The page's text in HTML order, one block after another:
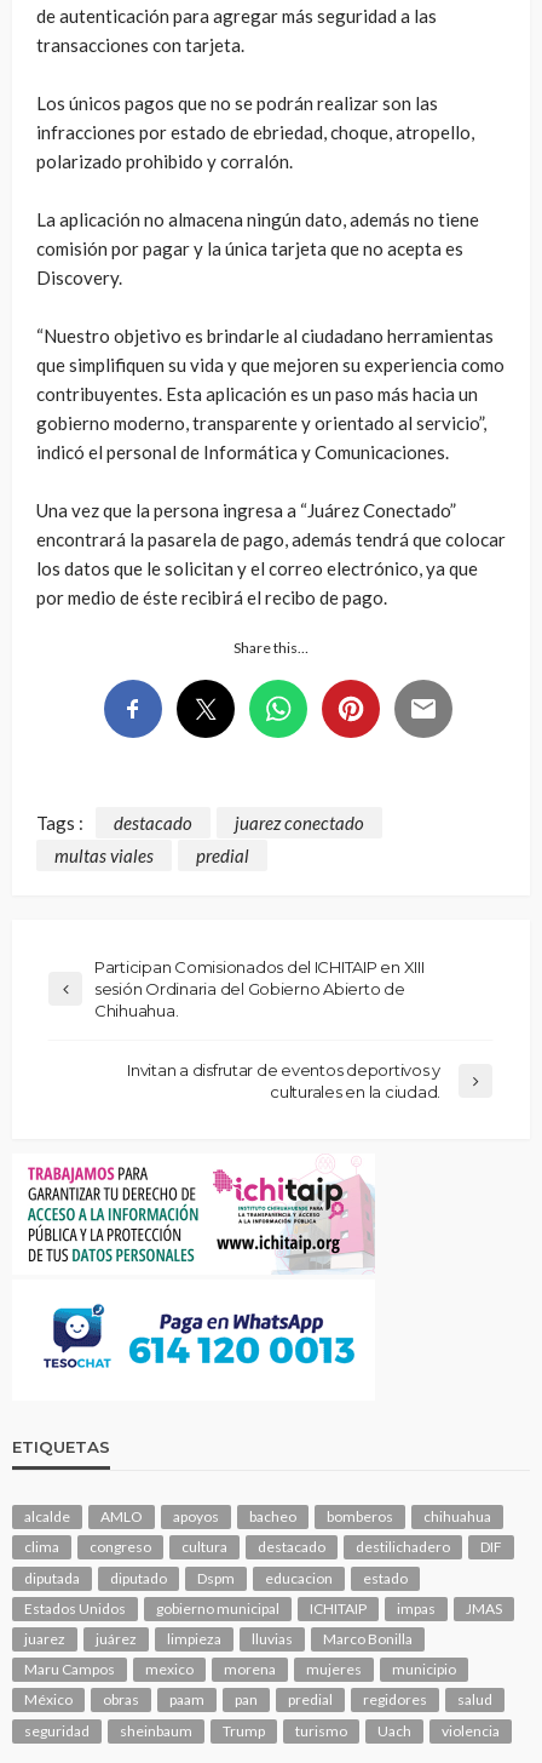
de autenticación para agregar más seguridad a las
transacciones con tarjeta.
Los únicos pagos que no se podrán realizar son las
infracciones por estado de ebriedad, choque, atropello,
polarizado prohibido y corralón.
La aplicación no almacena ningún dato, además no tiene
comisión por pagar y la única tarjeta que no acepta es
Discovery.
“Nuestro objetivo es brindarle al ciudadano herramientas
que simplifiquen su vida y que mejoren su experiencia como
contribuyentes. Esta aplicación es un paso más hacia un
gobierno moderno, transparente y orientado al servicio”,
indicó el personal de Informática y Comunicaciones.
Una vez que la persona ingresa a “Juárez Conectado”
encontrará la pasarela de pago, además tendrá que colocar
los datos que le solicitan y el correo electrónico, ya que
por medio de éste recibirá el recibo de pago.
Share this…
Tags : destacado
juarez conectado
multas viales
predial
Participan Comisionados del ICHITAIP en XIII
sesión Ordinaria del Gobierno Abierto de
Chihuahua.
Invitan a disfrutar de eventos deportivos y
culturales en la ciudad.
ETIQUETAS
alcalde AMLO apoyos bacheo bomberos
chihuahua
clima
congreso cultura destacado destilichadero
DIF
diputada
diputado Dspm educacion
estado
Estados Unidos
gobierno municipal ICHITAIP impas
JMAS
juarez
juárez limpieza lluvias
Marco Bonilla
Maru Campos
mexico morena mujeres
municipio
México
obras paam pan predial regidores
salud
seguridad
sheinbaum Trump turismo Uach violencia